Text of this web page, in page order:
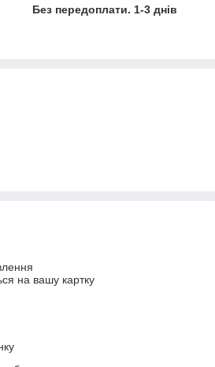
Без передоплати. 1-3 днів
на вашу картку